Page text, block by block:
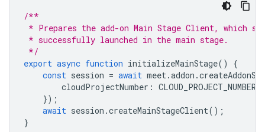
/**
* Prepares the add-on Main Stage Client, which
* successfully launched in the main stage.
*/
export async function initializeMainStage()
{
const session = await meet.addon .
cloudProjectNumber : CLOUD_PROJECT_NUMBER
});
await session .createMainStageClient();
}